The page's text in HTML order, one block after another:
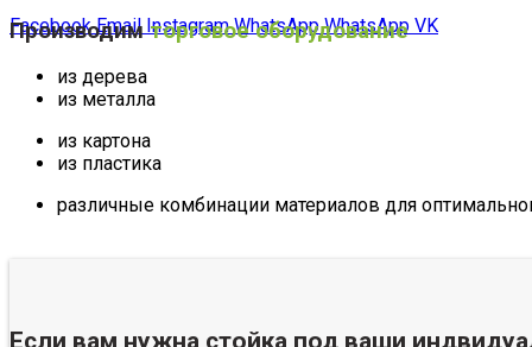
Facebook Email Instagram WhatsApp WhatsApp VK
Производимторговое оборудование
из дерева
из металла
из картона
из пластика
различные комбинации материалов для
Если вам нужна стойка под ваши